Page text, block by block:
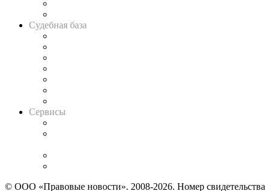
Судебная база
Сервисы
© ООО «Правовые новости». 2008-2026. Номер свидетельства